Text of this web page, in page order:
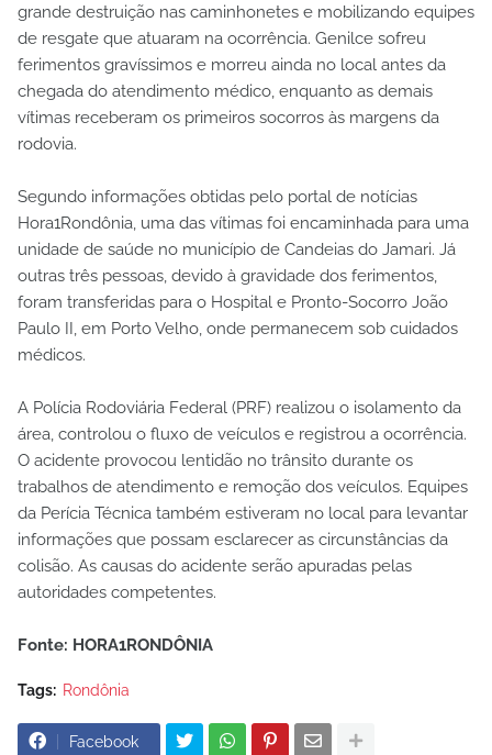
grande destruição nas caminhonetes e mobilizando equipes
de resgate que atuaram na ocorrência. Genilce sofreu
ferimentos gravíssimos e morreu ainda no local antes da
chegada do atendimento médico, enquanto as demais
vítimas receberam os primeiros socorros às margens da
rodovia.
Segundo informações obtidas pelo portal de notícias
Hora1Rondônia, uma das vítimas foi encaminhada para uma
unidade de saúde no município de Candeias do Jamari. Já
outras três pessoas, devido à gravidade dos ferimentos,
foram transferidas para o Hospital e Pronto-Socorro João
Paulo II, em Porto Velho, onde permanecem sob cuidados
médicos.
A Polícia Rodoviária Federal (PRF) realizou o isolamento da
área, controlou o fluxo de veículos e registrou a ocorrência.
O acidente provocou lentidão no trânsito durante os
trabalhos de atendimento e remoção dos veículos. Equipes
da Perícia Técnica também estiveram no local para levantar
informações que possam esclarecer as circunstâncias da
colisão. As causas do acidente serão apuradas pelas
autoridades competentes.
Fonte: HORA1RONDÔNIA
Tags: Rondônia
Facebook